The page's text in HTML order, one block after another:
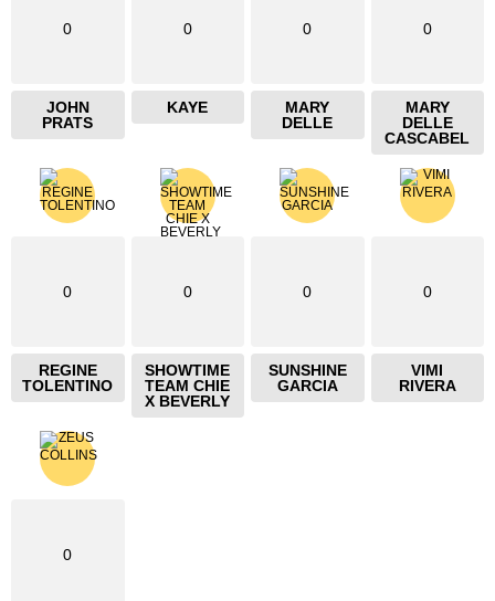
0
JOHN
PRATS
0
KAYE
0
MARY
DELLE
0
MARY
DELLE
CASCABEL
0
REGINE
TOLENTINO
0
SHOWTIME
TEAM CHIE
X BEVERLY
0
SUNSHINE
GARCIA
0
VIMI
RIVERA
0